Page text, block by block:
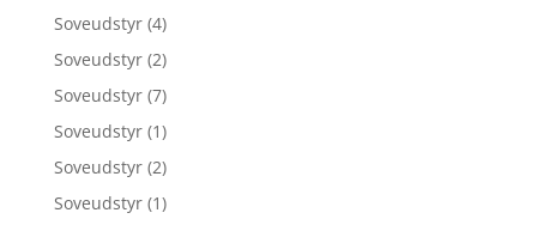
Soveudstyr (4)
Soveudstyr (2)
Soveudstyr (7)
Soveudstyr (1)
Soveudstyr (2)
Soveudstyr (1)